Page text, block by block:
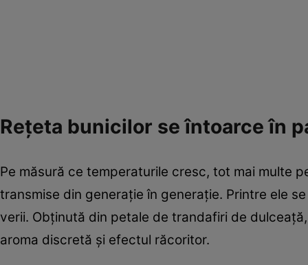
Rețeta bunicilor se întoarce în
Pe măsură ce temperaturile cresc, tot mai multe
transmise din generație în generație. Printre ele
verii. Obținută din petale de trandafiri de
aroma discretă și efectul răcoritor.